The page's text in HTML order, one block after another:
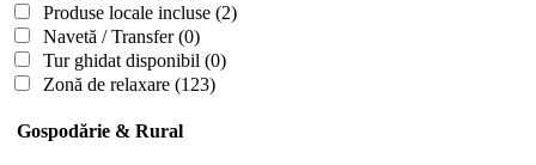
Produse locale incluse (2)
Navetă / Transfer(0)
Tur ghidat disponibil (0)
Zonă de relaxare (123)
Gospodărie & Rural